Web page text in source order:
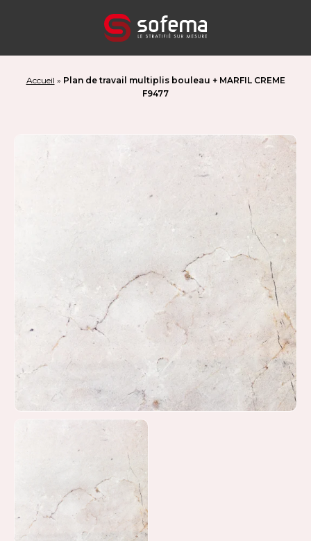
Accueil » Plan de travail multiplis bouleau + MARFIL CREME
F9477